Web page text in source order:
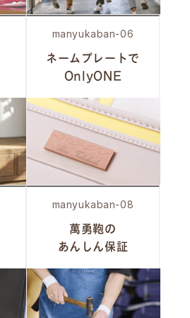
manyukaban-06
ネームプレートで
OnlyONE
manyukaban-08
萬勇鞄の
あんしん保証